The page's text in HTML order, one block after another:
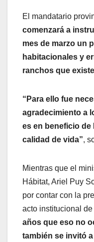
El mandatario
comenzará a
mes de marzo un
habitacionales y
ranchos que
“Para ello fue
agradecimiento a
es en beneficio de
calidad de vida”,
Mientras que el
Hábitat, Ariel Puy
por contar con la
acto institucional
años que eso no
también se invitó